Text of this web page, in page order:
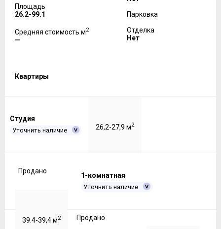
Площадь
26.2-99.1
Средняя стоимость м2
—
Парковка
Отделка
Нет
Квартиры
Студия
Уточнить наличие 26,2-27,9 м2
Продано
1-комнатная
Уточнить наличие
39.4-39,4 м2 Продано